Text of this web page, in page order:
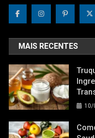
MAIS RECENTES
10/